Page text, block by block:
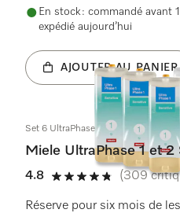
En stock : commandé avant
expédié aujourd’hui
AJOUTER AU PANIER
Set 6 UltraPhase Sensitive
Miele UltraPhase 1 et 2
4.8
4.8 étoiles sur 5
(309
Réserve pour six mois de